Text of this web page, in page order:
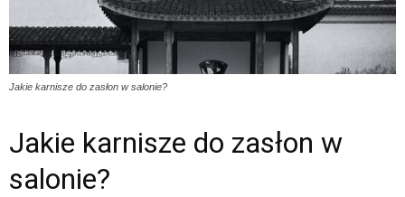
Jakie karnisze do zasłon w salonie?
Jakie karnisze do zasłon w
salonie?